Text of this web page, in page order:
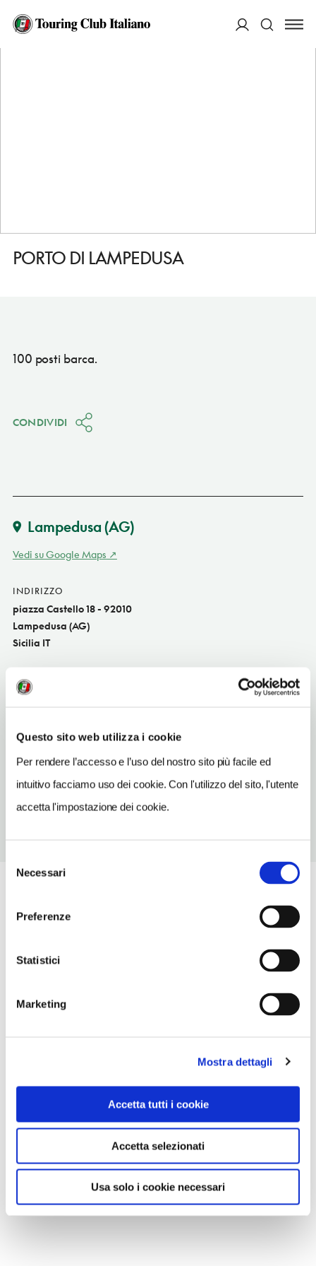
Questo sito web utilizza i cookie
Per rendere l’accesso e l’uso del nostro sito più facile ed
intuitivo facciamo uso dei cookie. Con l'utilizzo del sito, l'utente
accetta l'impostazione dei cookie.
delNecessari
Preferenze
Statistici
Marketing
Mostra dettagli
Accetta tutti i cookie
Accetta selezionati
Usa solo i cookie necessari
HOME
PORTO DI LAMPEDUSA
100 posti barca.
CONDIVIDI
Lampedusa (AG)
Vedi su Google Maps
INDIRIZZO
piazza Castello 18 - 92010
Lampedusa (AG)
Sicilia IT
www.regione.sicilia.it/turismo/portituristici
uclampedusa@mit.gov.it
TELEFONO
0922970141